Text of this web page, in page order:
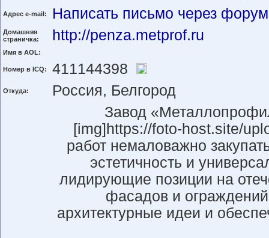
Адрес e-mail: Написать письмо через форум
Домашняя
страничка:
http://penza.metprof.ru
Имя в AOL:
Номер в ICQ: 411144398
Откуда: Россия, Белгород
Завод
[img]https://foto-host.site/
работ немаловажно
эстетичность и
лидирующие позиции на
фасадов и
архитектурные идеи и